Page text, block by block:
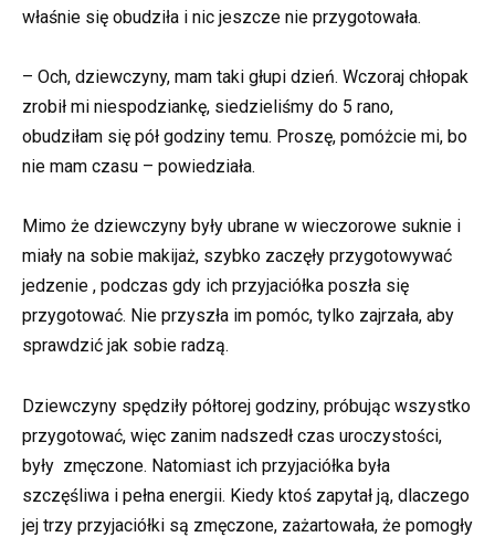
właśnie się obudziła i nic jeszcze nie przygotowała.
– Och, dziewczyny, mam taki głupi dzień. Wczoraj chłopak
zrobił mi niespodziankę, siedzieliśmy do 5 rano,
obudziłam się pół godziny temu. Proszę, pomóżcie mi, bo
nie mam czasu – powiedziała.
Mimo że dziewczyny były ubrane w wieczorowe suknie i
miały na sobie makijaż, szybko zaczęły przygotowywać
jedzenie , podczas gdy ich przyjaciółka poszła się
przygotować. Nie przyszła im pomóc, tylko zajrzała, aby
sprawdzić jak sobie radzą.
Dziewczyny spędziły półtorej godziny, próbując wszystko
przygotować, więc zanim nadszedł czas uroczystości,
były zmęczone. Natomiast ich przyjaciółka była
szczęśliwa i pełna energii. Kiedy ktoś zapytał ją, dlaczego
jej trzy przyjaciółki są zmęczone, zażartowała, że pomogły